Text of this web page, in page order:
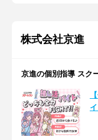
株式会社京進
京進の個別指導 ス